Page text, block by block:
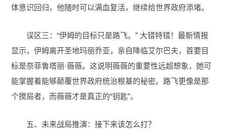
体意识回归，他随时可以满血复活，继续给世界政府添堵。
误区三：“伊姆的目标只是路飞。” 大错特错！最新情报
显示，伊姆离开圣地玛丽乔亚，亲自降临艾尔巴夫，首要目
标是奈菲鲁塔丽·薇薇。这说明薇薇的重要性远超想象，她可
能掌握着能够颠覆世界政府统治根基的秘密。路飞更像是那
个搅局者，而薇薇才是真正的“钥匙”。
五、未来战局推演：接下来该怎么打？